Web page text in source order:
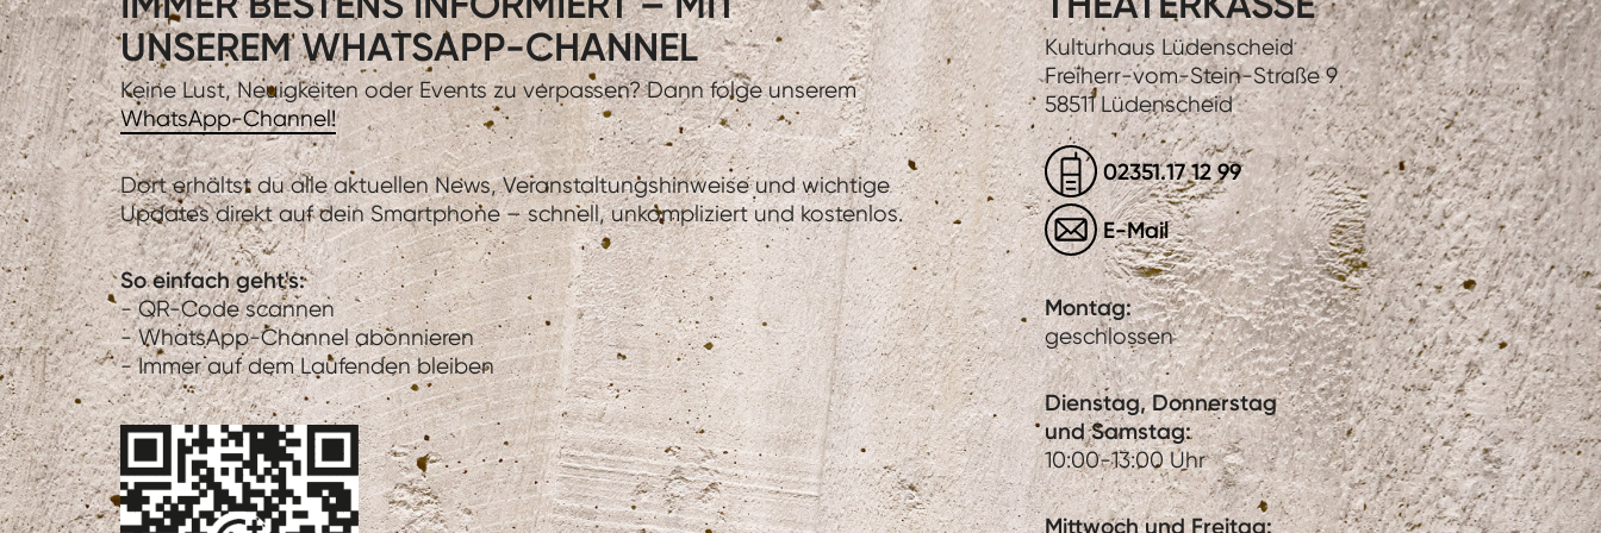
UNSEREM WHATSAPP-CHANNEL
Keine Lust, Neuigkeiten oder Events zu verpassen? Dann folge unserem
WhatsApp-Channel!
Dort erhältst du alle aktuellen News, Veranstaltungshinweise und wichtige
Updates direkt auf dein Smartphone – schnell, unkompliziert und kostenlos.
So einfach geht's:
- QR-Code scannen
- WhatsApp-Channel abonnieren
- Immer auf dem Laufenden bleiben
Kulturhaus Lüdenscheid
Freiherr-vom-Stein-Straße 9
58511 Lüdenscheid
02351.17 12 99
E-Mail
Montag:
geschlossen
Dienstag, Donnerstag
und Samstag:
10:00-13:00 Uhr
Mittwoch und Freitag: